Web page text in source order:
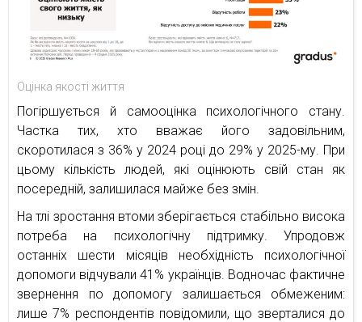
Оцінка якості життя
Погіршується й самооцінка психологічного стану.
Частка тих, хто вважає його задовільним,
скоротилася з 36% у 2024 році до 29% у 2025-му. При
цьому кількість людей, які оцінюють свій стан як
посередній, залишилася майже без змін.
На тлі зростання втоми зберігається стабільно висока
потреба на психологічну підтримку. Упродовж
останніх шести місяців необхідність психологічної
допомоги відчували 41% українців. Водночас фактичне
звернення по допомогу залишається обмеженим:
лише 7% респондентів повідомили, що зверталися до